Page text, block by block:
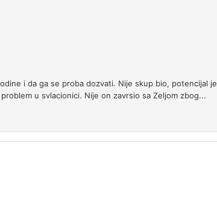
i da ga se proba dozvati. Nije skup bio, potencijal
u svlacionici. Nije on zavrsio sa Zeljom zbog...